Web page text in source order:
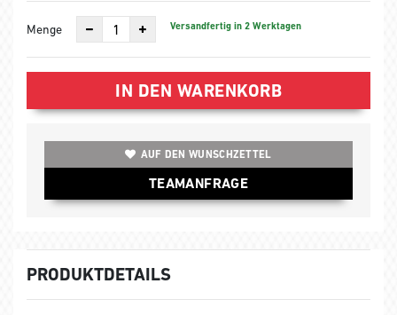
Menge Versandfertig in 2 Werktagen
IN DEN WARENKORB
AUF DEN WUNSCHZETTEL
TEAMANFRAGE
PRODUKTDETAILS